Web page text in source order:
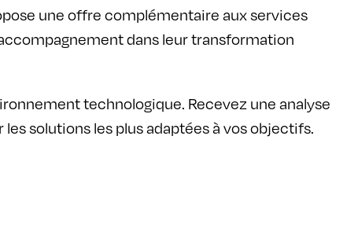
une offre complémentaire aux services
dans leur transformation
technologique. Recevez une analyse
solutions les plus adaptées à vos objectifs.